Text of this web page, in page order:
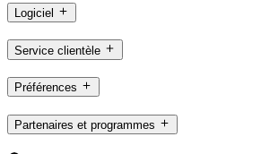
Logiciel
Service clientèle
Préférences
Partenaires et programmes